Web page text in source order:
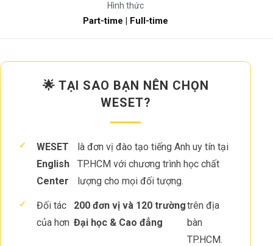
Hình thức
Part-time | Full-time
🌟 TẠI SAO BẠN NÊN CHỌN
WESET?
✓
WESET
English
Center
là đơn vị đào tạo tiếng Anh uy tín tại
TP.HCM với chương trình học chất
lượng cho mọi đối tượng.
✓
Đối tác
của hơn
200 đơn vị và 120 trường
Đại học & Cao đẳng
trên địa
bàn
TP.HCM.